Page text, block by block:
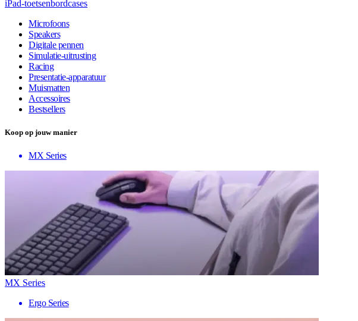
iPad-toetsenbordcases
Microfoons
Speakers
Digitale pennen
Simulatie-uitrusting
Racing
Presentatie-apparatuur
Muismatten
Accessoires
Bestsellers
Koop op jouw manier
MX Series
MX Series
Ergo Series